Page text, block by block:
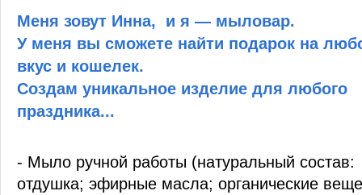
Меня зовут Инна, и я — мыловар.
У меня вы сможете найти подарок на
вкус и кошелек.
Создам уникальное изделие для любого
праздника...
- Мыло ручной работы (натуральный состав:
отдушка; эфирные масла; органические